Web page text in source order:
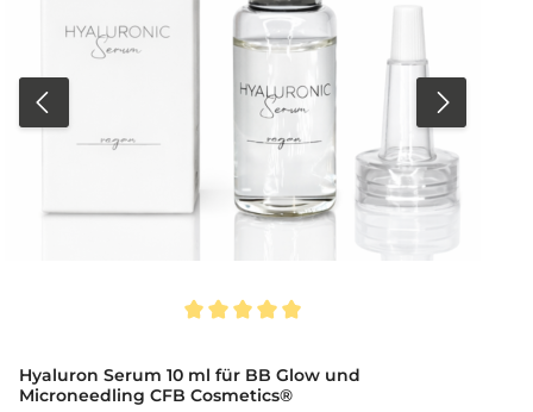
Hyaluron Serum 10 ml für BB Glow und
Microneedling CFB Cosmetics®